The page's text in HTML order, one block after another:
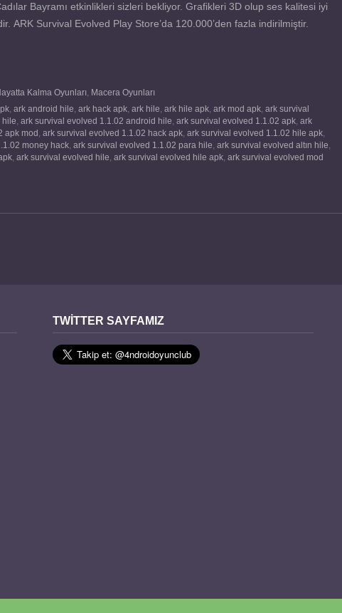
Bayramı etkinlikleri sizleri bekliyor. Grafikleri 3D olup ses kalitesi iyi
ARK Survival Evolved Play Store’da 120.000’den fazla indirilmiştir.
Kalma Oyunları, Macera Oyunları
, ark android hile, ark hack apk, ark hile, ark hile apk, ark mod apk, ark survival
hile, ark survival evolved 1.1.02 android hile, ark survival evolved 1.1.02 apk, ark
apk mod , ark survival evolved 1.1.02 hack apk, ark survival evolved 1.1.02 hile apk,
money hack, ark survival evolved 1.1.02 para hile, ark survival evolved altın hile,
, ark survival evolved hile, ark survival evolved hile apk, ark survival evolved mod
TWITTER SAYFAMIZ